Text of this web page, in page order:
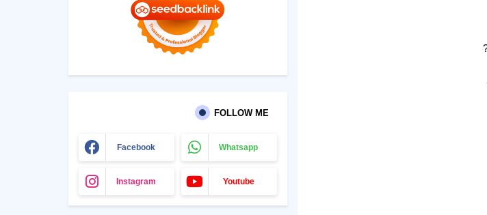
FOLLOW ME
Facebook Whatsapp
Instagram Youtube